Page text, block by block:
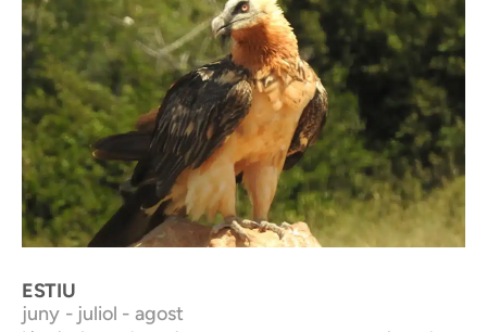
ESTIU
juny - juliol - agost